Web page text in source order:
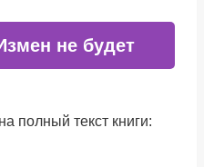
не будет
полный текст книги: